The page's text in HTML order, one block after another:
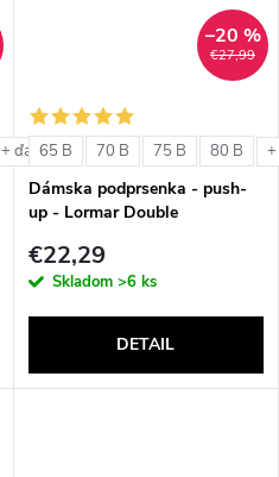
+ ďalšie
€27,99
–20 %
65 B 70 B 75 B 80 B
Dámska podprsenka - push-
up - Lormar Double
€22,29
Skladom >6 ks
DETAIL